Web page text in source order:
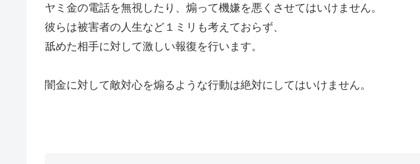
ヤミ金の電話を無視したり、煽って機嫌を悪くさせてはいけません。
彼らは被害者の人生など１ミリも考えておらず、
舐めた相手に対して激しい報復を行います。
闇金に対して敵対心を煽るような行動は絶対にしてはいけません。